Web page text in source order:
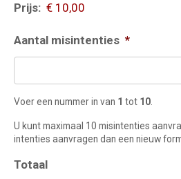
Prijs:
Aantal misintenties *
Voer een nummer in van 1 tot 10
U kunt maximaal 10 misintenties
intenties aanvragen dan een nieuw
Totaal